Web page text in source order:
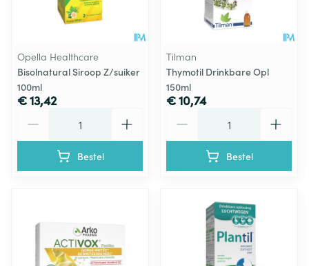
Opella Healthcare
Bisolnatural Siroop Z/suiker
100ml
€ 13,42
Bestel
Tilman
Thymotil Drinkbare Opl
150ml
€ 10,74
Bestel